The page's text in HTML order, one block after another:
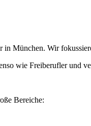
München. Wir
wie Freiberufler und
Bereiche: